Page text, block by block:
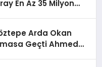
En Az 35 Milyon
Arda Okan
Geçti Ahmed